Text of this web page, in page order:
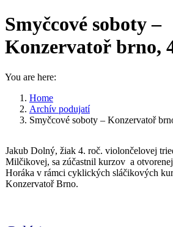
Smyčcové soboty –
Konzervatoř brno,
You are here:
Home
Archív podujatí
Smyčcové soboty – Konzervatoř
Jakub Dolný, žiak 4. roč. violončelovej
Milčikovej, sa zúčastnil kurzov a
Horáka v rámci cyklických sláčikových
Konzervatoř Brno.